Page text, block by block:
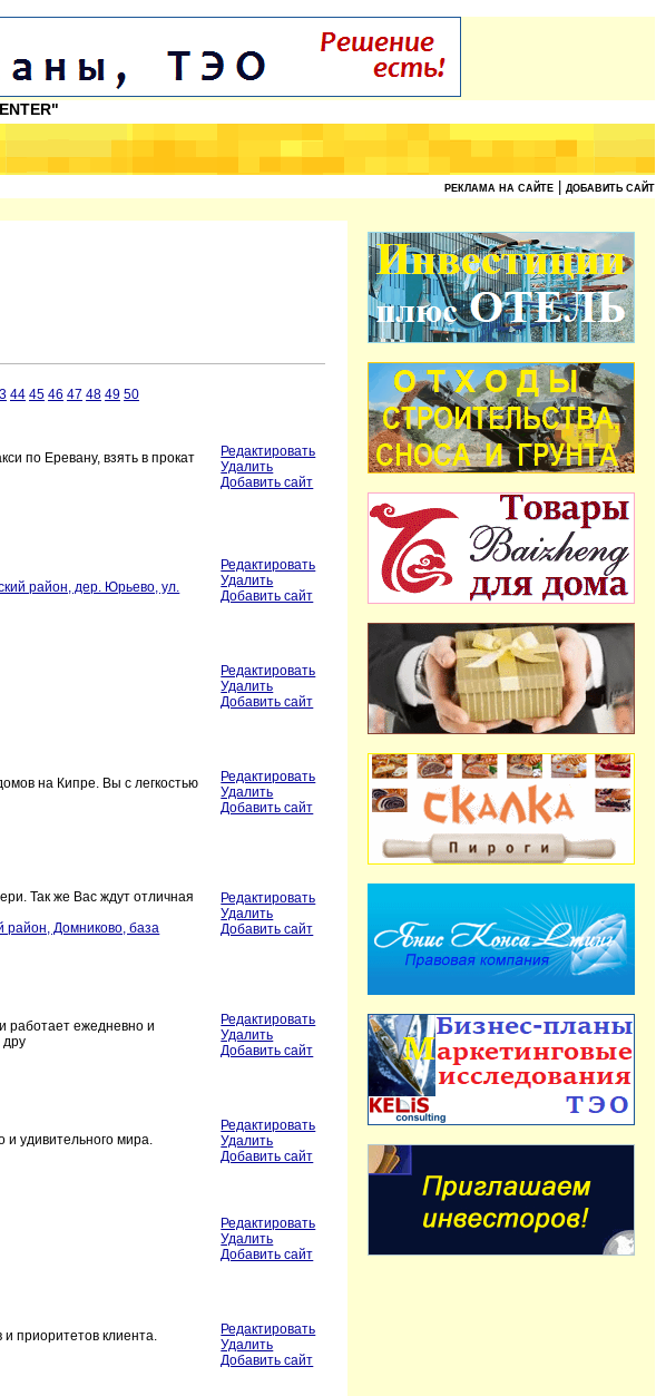
РЕКЛАМА НА САЙТЕ ДОБАВИТЬ САЙТ
44 45 46 47 48 49 50
по Еревану, взять в прокат
Редактировать
Удалить
Добавить сайт
район, дер. Юрьево, ул.
Редактировать
Удалить
Добавить сайт
Редактировать
Удалить
Добавить сайт
на Кипре. Вы с легкостью
Редактировать
Удалить
Добавить сайт
Так же Вас ждут отличная
район, Домниково, база
Редактировать
Удалить
Добавить сайт
работает ежедневно и
дру
Редактировать
Удалить
Добавить сайт
и удивительного мира.
Редактировать
Удалить
Добавить сайт
Редактировать
Удалить
Добавить сайт
приоритетов клиента.
Редактировать
Удалить
Добавить сайт